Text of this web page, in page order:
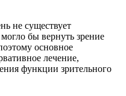
не существует
бы вернуть зрение
основное
лечение,
функции зрительного